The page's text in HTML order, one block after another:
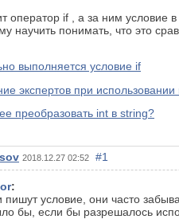
оператор if , а за ним условие
научить понимать, что это
выполняется условие if
экспертов при использовании
преобразовать int в string?
2018.12.27 02:52 #1
:
пишут условие, они часто
бы, если бы разрешалось